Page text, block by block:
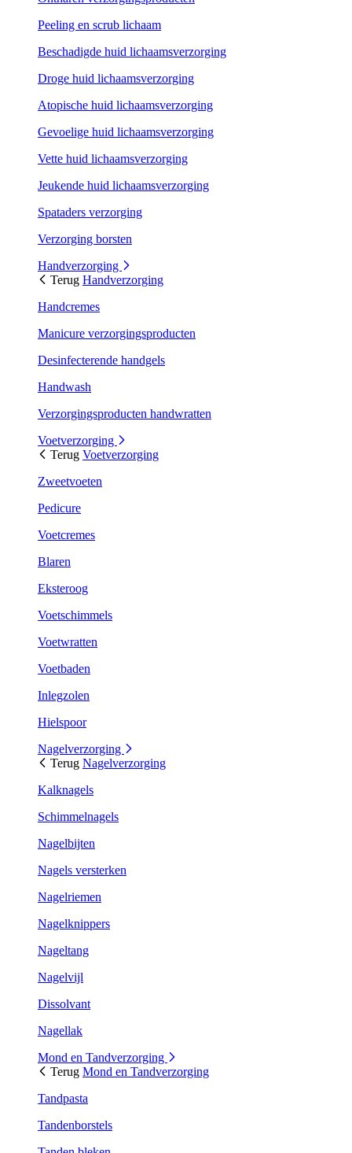
Peeling en scrub lichaam
Beschadigde huid lichaamsverzorging
Droge huid lichaamsverzorging
Atopische huid lichaamsverzorging
Gevoelige huid lichaamsverzorging
Vette huid lichaamsverzorging
Jeukende huid lichaamsverzorging
Spataders verzorging
Verzorging borsten
Handverzorging
Terug Handverzorging
Handcremes
Manicure verzorgingsproducten
Desinfecterende handgels
Handwash
Verzorgingsproducten handwratten
Voetverzorging
Terug Voetverzorging
Zweetvoeten
Pedicure
Voetcremes
Blaren
Eksteroog
Voetschimmels
Voetwratten
Voetbaden
Inlegzolen
Hielspoor
Nagelverzorging
Terug Nagelverzorging
Kalknagels
Schimmelnagels
Nagelbijten
Nagels versterken
Nagelriemen
Nagelknippers
Nageltang
Nagelvijl
Dissolvant
Nagellak
Mond en Tandverzorging
Terug Mond en Tandverzorging
Tandpasta
Tandenborstels